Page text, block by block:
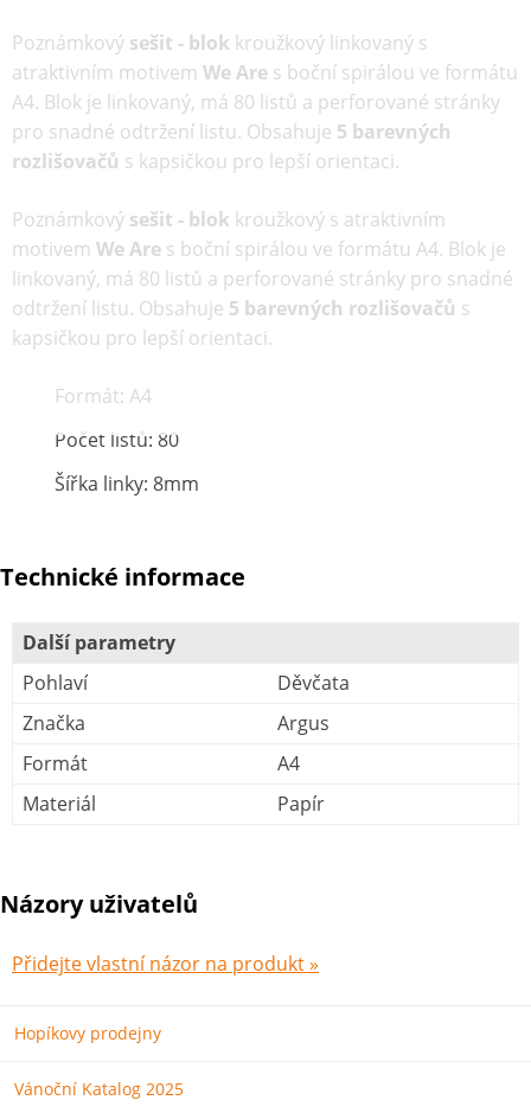
Poznámkový sešit - blok kroužkový linkovaný s
atraktivním motivem We Are s boční spirálou ve formátu
A4. Blok je linkovaný, má 80 listů a perforované stránky
pro snadné odtržení listu. Obsahuje 5 barevných
rozlišovačů s kapsičkou pro lepší orientaci.
Poznámkový sešit - blok kroužkový s atraktivním
motivem We Are s boční spirálou ve formátu A4. Blok je
linkovaný, má 80 listů a perforované stránky pro snadné
odtržení listu. Obsahuje 5 barevných rozlišovačů s
kapsičkou pro lepší orientaci.
Formát: A4
Počet listů: 80
Šířka linky: 8mm
Technické informace
Další parametry
Pohlaví
Děvčata
Značka
Argus
Formát
A4
Materiál
Papír
Názory uživatelů
Přidejte vlastní názor na produkt »
Hopíkovy prodejny
Vánoční Katalog 2025